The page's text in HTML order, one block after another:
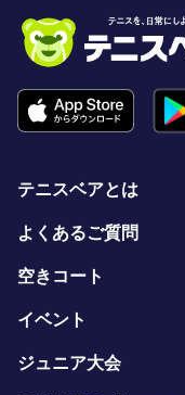
テニスベアとは
よくあるご質問
空きコート
イベント
ジュニア大会